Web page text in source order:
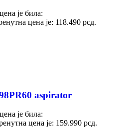
је била:
цена је: 118.490 рсд.
aspirator
је била:
цена је: 159.990 рсд.